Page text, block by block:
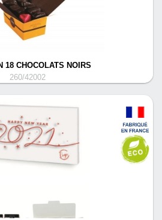
18 CHOCOLATS NOIRS
260/42002